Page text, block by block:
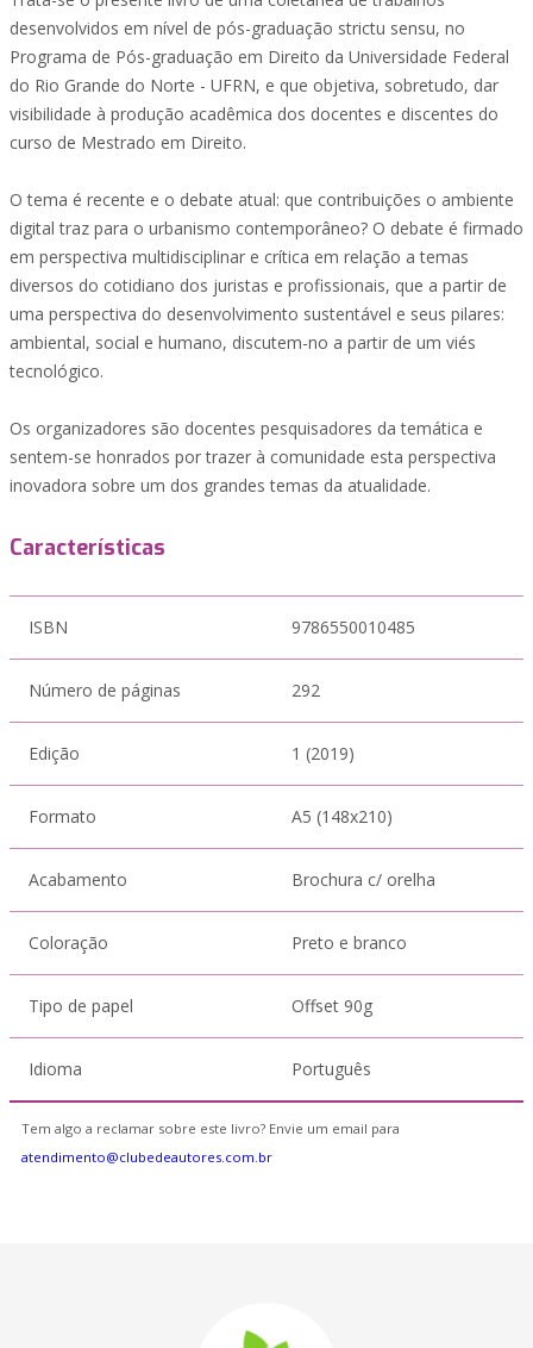
desenvolvidos em nível de pós-graduação strictu sensu, no
Programa de Pós-graduação em Direito da Universidade Federal
do Rio Grande do Norte - UFRN, e que objetiva, sobretudo, dar
visibilidade à produção acadêmica dos docentes e discentes do
curso de Mestrado em Direito.
O tema é recente e o debate atual: que contribuições o ambiente
digital traz para o urbanismo contemporâneo? O debate é firmado
em perspectiva multidisciplinar e crítica em relação a temas
diversos do cotidiano dos juristas e profissionais, que a partir de
uma perspectiva do desenvolvimento sustentável e seus pilares:
ambiental, social e humano, discutem-no a partir de um viés
tecnológico.
Os organizadores são docentes pesquisadores da temática e
sentem-se honrados por trazer à comunidade esta perspectiva
inovadora sobre um dos grandes temas da atualidade.
Características
ISBN 9786550010485
Número de páginas 292
Edição 1 (2019)
Formato A5 (148x210)
Acabamento Brochura c/ orelha
Coloração Preto e branco
Tipo de papel Offset 90g
Idioma Português
Tem algo a reclamar sobre este livro? Envie um email para
atendimento@clubedeautores.com.br